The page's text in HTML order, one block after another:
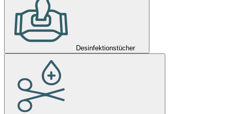
Desinfektionstücher